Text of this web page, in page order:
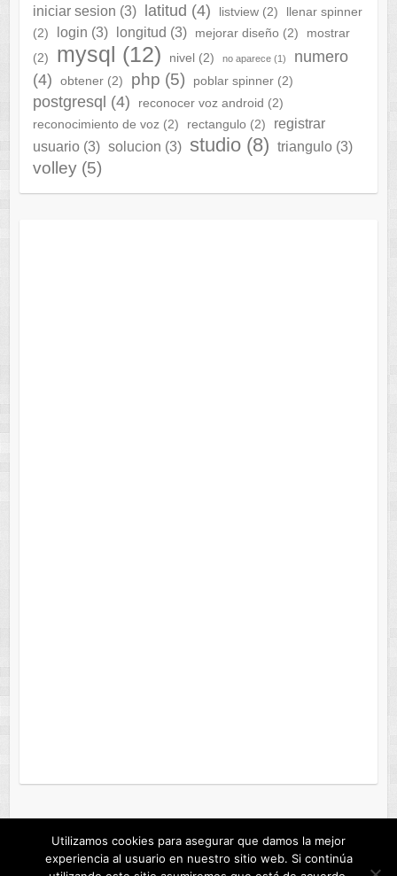
iniciar sesion (3) latitud (4) listview(2)
llenar spinner
(2)
login (3) longitud (3) mejorar diseño (2)
mostrar
(2)
mysql (12) nivel(2) no aparece(1)
numero
(4)
obtener(2) php (5) poblar spinner(2)
postgresql (4) reconocer voz android (2)
reconocimiento de voz (2) rectangulo (2)
registrar
usuario(3) solucion (3) studio(8) triangulo(3)
volley(5)
Copyright © 2026ANDROFAST. Tema de Colorlib Creado con WordPress
Utilizamos cookies para asegurar que damos la mejor
experiencia al usuario en nuestro sitio web. Si continúa